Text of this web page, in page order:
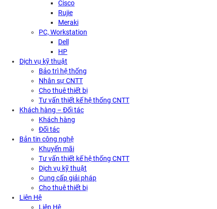
Cisco
Rujie
Meraki
PC, Workstation
Dell
HP
Dịch vụ kỹ thuật
Bảo trì hệ thống
Nhân sự CNTT
Cho thuê thiết bị
Tư vấn thiết kế hệ thống CNTT
Khách hàng – Đối tác
Khách hàng
Đối tác
Bản tin công nghệ
Khuyến mãi
Tư vấn thiết kế hệ thống CNTT
Dịch vụ kỹ thuật
Cung cấp giải pháp
Cho thuê thiết bị
Liên Hệ
Liên Hệ